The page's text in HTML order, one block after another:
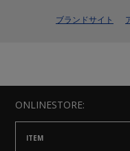
ブランドサイト
ONLINESTORE:
ITEM